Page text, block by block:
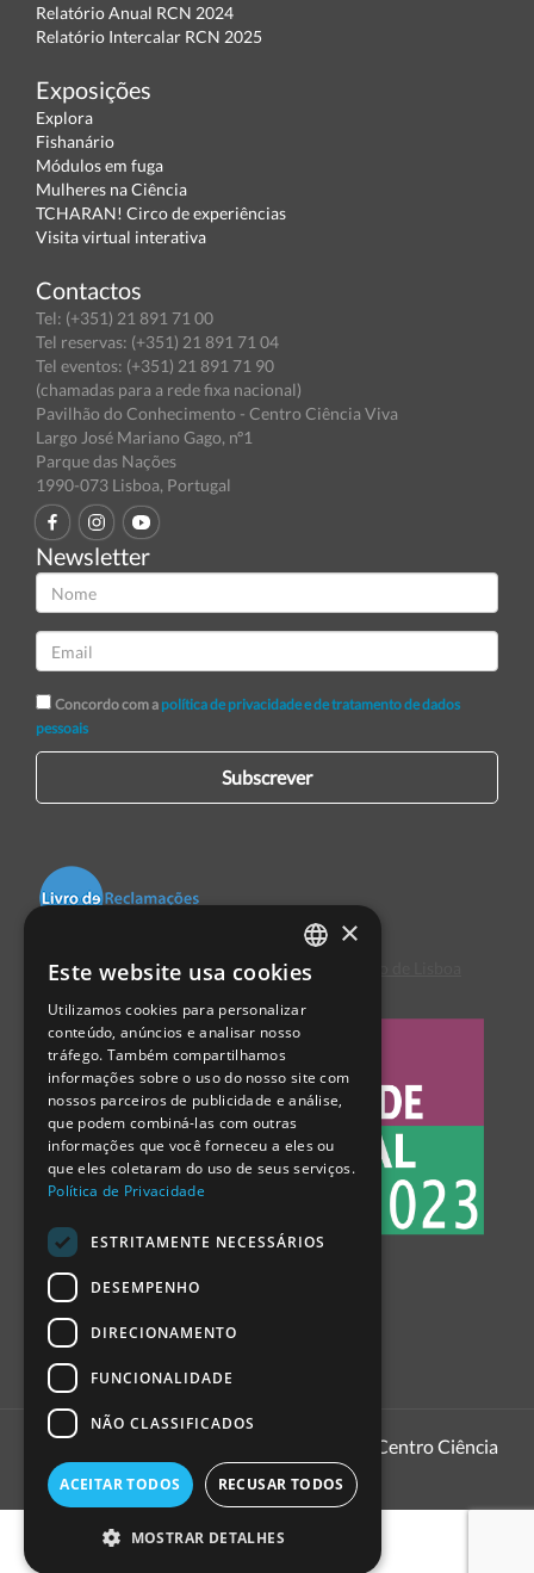
Relatório Anual RCN 2024
Relatório Intercalar RCN 2025
Exposições
Explora
Fishanário
Módulos em fuga
Mulheres na Ciência
TCHARAN! Circo de experiências
Visita virtual interativa
Contactos
Tel: (+351) 21 891 71 00
Tel reservas: (+351) 21 891 71 04
Tel eventos: (+351) 21 891 71 90
(chamadas para a rede fixa nacional)
Pavilhão do Conhecimento - Centro Ciência Viva
Largo José Mariano Gago, nº1
Parque das Nações
1990-073 Lisboa, Portugal
Newsletter
Concordo com a política de privacidade e de tratamento de dados
pessoais
Subscrever
Centro de Arbitragem de Conflitos de Consumo de Lisboa
1999 - 2026
Pavilhão do Conhecimento | Centro Ciência
PORTUGUESE
ENGLISH
SPANISH
×
Este website usa cookies
Utilizamos cookies para personalizar
conteúdo, anúncios e analisar nosso
tráfego. Também compartilhamos
informações sobre o uso do nosso site com
nossos parceiros de publicidade e análise,
que podem combiná-las com outras
informações que você forneceu a eles ou
que eles coletaram do uso de seus serviços.
Política de Privacidade
ESTRITAMENTE NECESSÁRIOS
DESEMPENHO
DIRECIONAMENTO
FUNCIONALIDADE
NÃO CLASSIFICADOS
ACEITAR TODOS RECUSAR TODOS
MOSTRAR DETALHES